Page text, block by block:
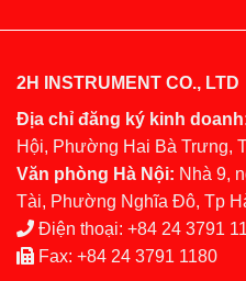
2H INSTRUMENT CO., LTD
Địa chỉ đăng ký kinh
Hội, Phường Hai Bà Trưng,
Văn phòng Hà Nội: Nhà 9,
Tài, Phường Nghĩa Đô, Tp
Điện thoại: +84 24 3791
Fax: +84 24 3791 1180